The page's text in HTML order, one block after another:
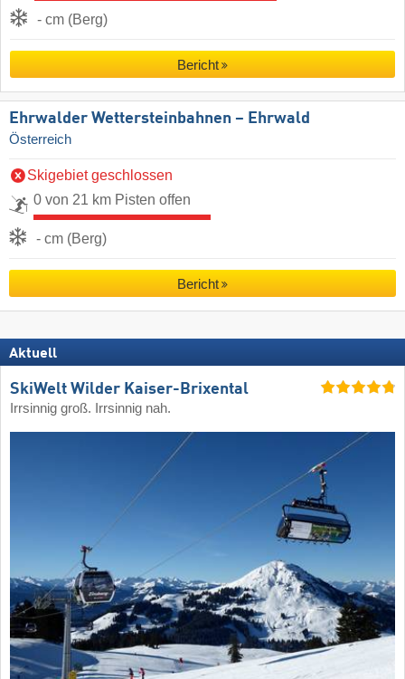
- cm (Berg)
Bericht
Ehrwalder Wettersteinbahnen – Ehrwald
Österreich
Skigebiet geschlossen
0 von 21 km Pisten offen
- cm (Berg)
Bericht
Aktuell
SkiWelt Wilder Kaiser-Brixental
Irrsinnig groß. Irrsinnig nah.